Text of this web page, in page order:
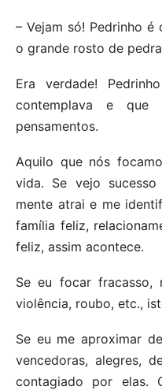
– Vejam só! Pedrinho
o grande rosto de
Era verdade!
contemplava e que
pensamentos.
Aquilo que nós
vida. Se vejo
mente atrai e me
família feliz,
feliz, assim acontece.
Se eu focar fracasso,
violência, roubo, etc.,
Se eu me aproximar
vencedoras, alegres,
contagiado por elas.